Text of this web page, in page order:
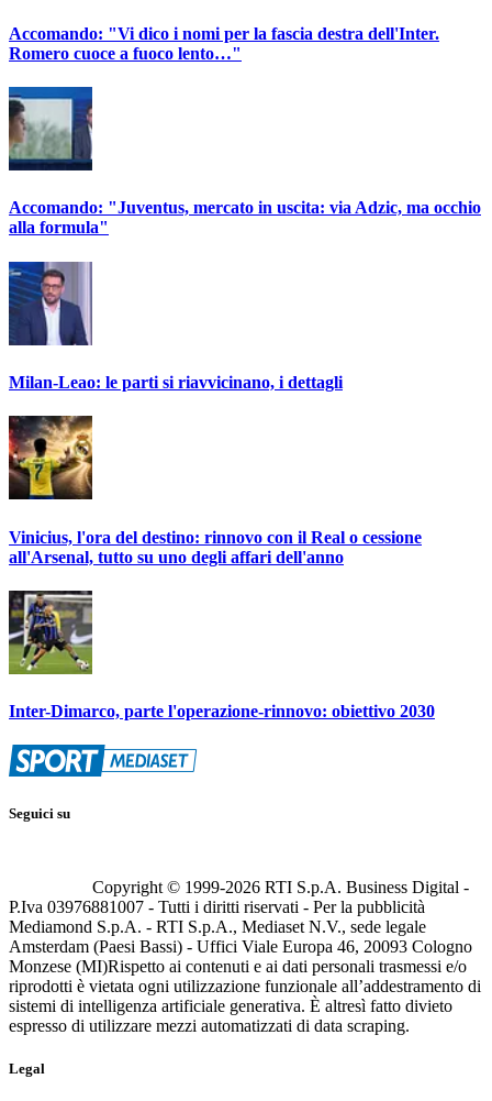
Accomando: "Vi dico i nomi per la fascia destra dell'Inter.
Romero cuoce a fuoco lento…"
Accomando: "Juventus, mercato in uscita: via Adzic, ma occhio
alla formula"
Milan-Leao: le parti si riavvicinano, i dettagli
Vinicius, l'ora del destino: rinnovo con il Real o cessione
all'Arsenal, tutto su uno degli affari dell'anno
Inter-Dimarco, parte l'operazione-rinnovo: obiettivo 2030
Seguici su
Copyright © 1999-2026 RTI S.p.A. Business Digital -
P.Iva 03976881007 - Tutti i diritti riservati - Per la pubblicità
Mediamond S.p.A. - RTI S.p.A., Mediaset N.V., sede legale
Amsterdam (Paesi Bassi) - Uffici Viale Europa 46, 20093 Cologno
Monzese (MI)Rispetto ai contenuti e ai dati personali trasmessi e/o
riprodotti è vietata ogni utilizzazione funzionale all’addestramento di
sistemi di intelligenza artificiale generativa. È altresì fatto divieto
espresso di utilizzare mezzi automatizzati di data scraping.
Legal